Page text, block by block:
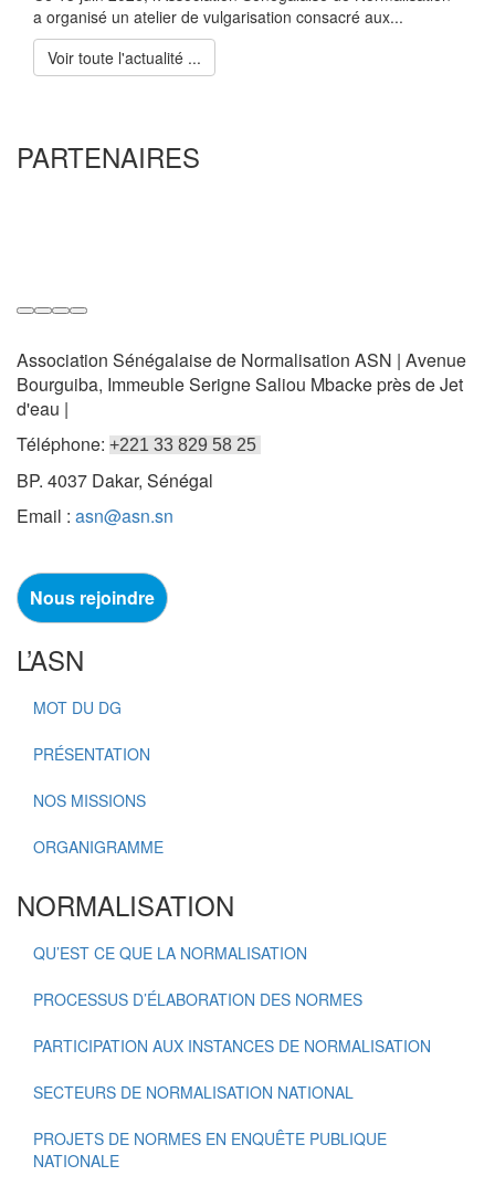
a organisé un atelier de vulgarisation consacré aux...
Voir toute l'actualité ...
PARTENAIRES
Association Sénégalaise de Normalisation ASN | Avenue
Bourguiba, Immeuble Serigne Saliou Mbacke près de Jet
d'eau |
Téléphone: +221 33 829 58 25
BP. 4037 Dakar, Sénégal
Email : asn@asn.sn
Nous rejoindre
L’ASN
MOT DU DG
PRÉSENTATION
NOS MISSIONS
ORGANIGRAMME
NORMALISATION
QU’EST CE QUE LA NORMALISATION
PROCESSUS D’ÉLABORATION DES NORMES
PARTICIPATION AUX INSTANCES DE NORMALISATION
SECTEURS DE NORMALISATION NATIONAL
PROJETS DE NORMES EN ENQUÊTE PUBLIQUE
NATIONALE